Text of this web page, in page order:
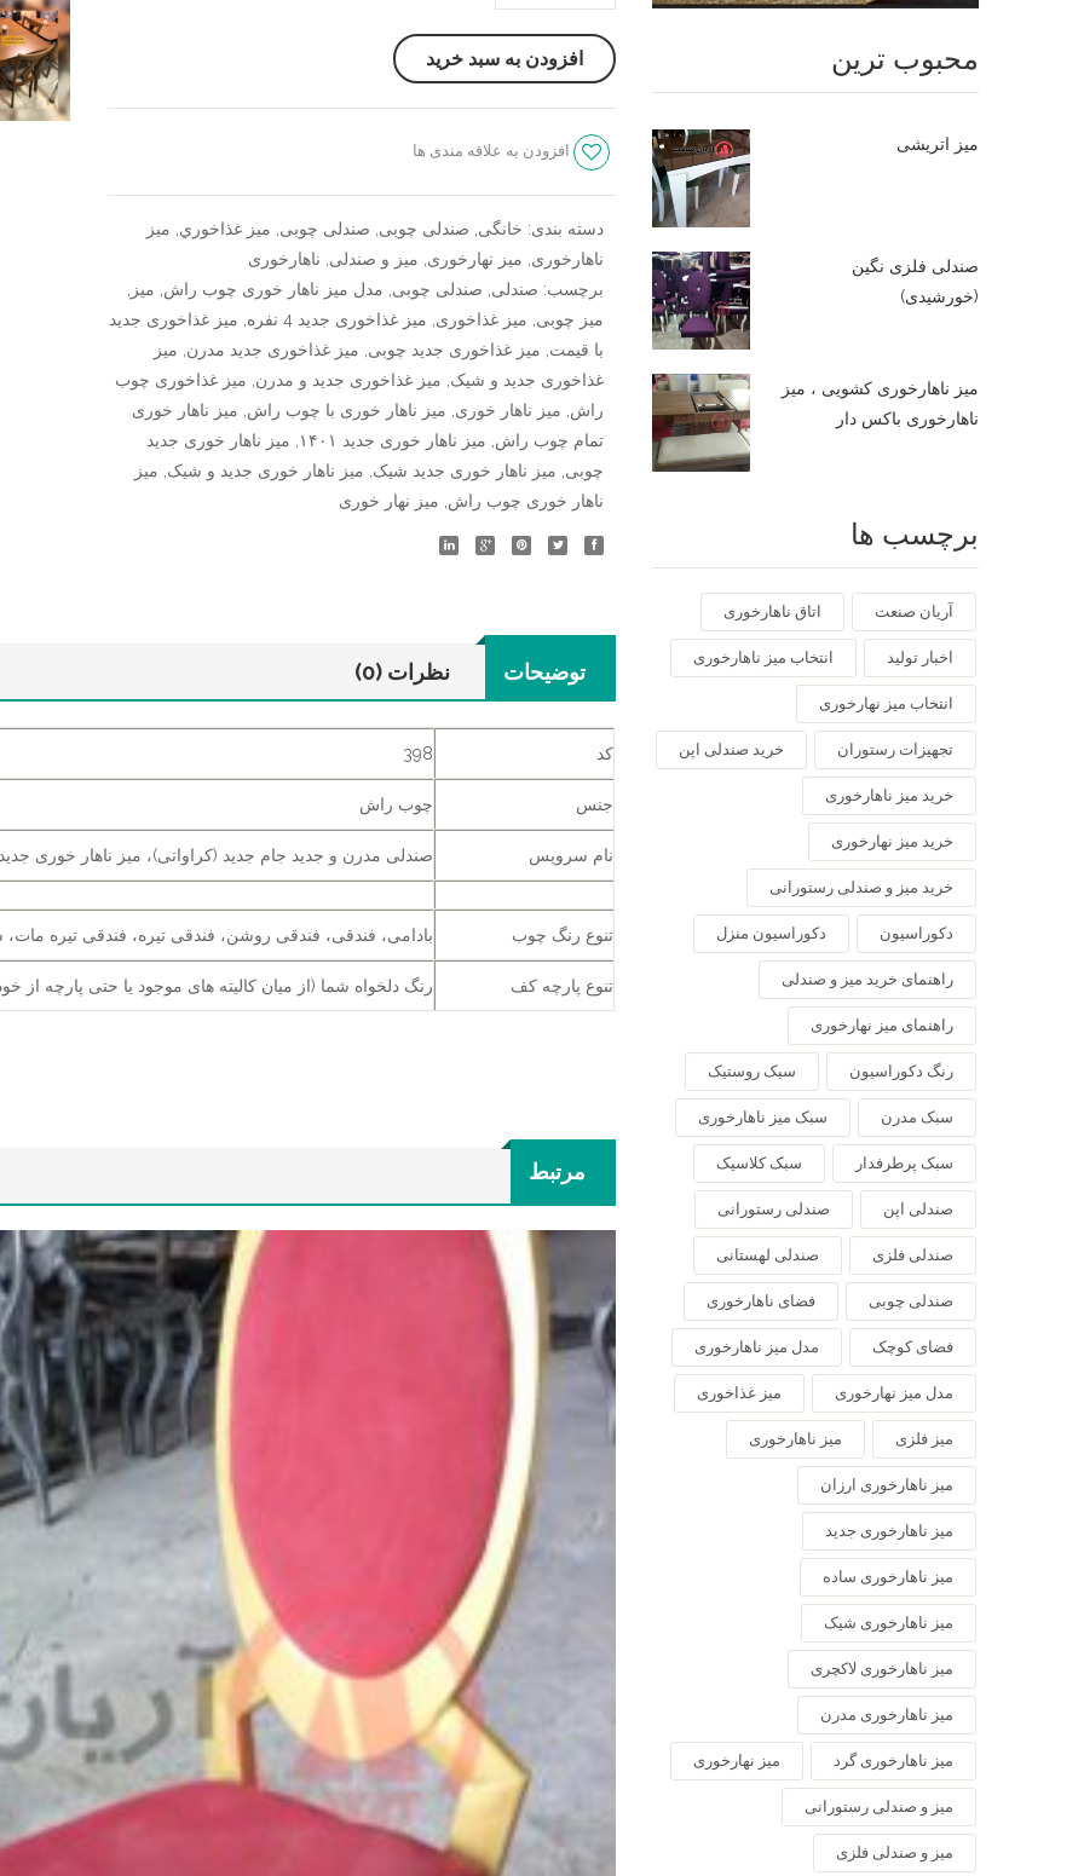
ناهار
خوری
جدیدافزودن به سبد خرید
افزودن به علاقه مندی ها
دسته بندی: خانگی صندلی چوبی صندلی چوبی ميز غذاخوري میز
ناهارخوری میز نهارخوری میز و صندلی ناهارخوری
برچسب: صندلی صندلی چوبی مدل میز ناهار خوری چوب راش میز
میز چوبی میز غذاخوری میز غذاخوری جدید 4 نفره
میز غذاخوری جدید
با قیمت میز غذاخوری جدید چوبی میز غذاخوری جدید مدرن میز
غذاخوری جدید و شیک میز غذاخوری جدید و مدرن میز غذاخوری چوب
راش میز ناهار خوری میز ناهار خوری با چوب راش میز ناهار خوری
تمام چوب راش میز ناهار خوری جدید ۱۴۰۱
میز ناهار خوری جدید
چوبی میز ناهار خوری جدید شیک میز ناهار خوری جدید و شیک میز
ناهار خوری چوب راش میز نهار خوری
توضیحات نظرات (0)
کد 398
جنس چوب راش
نام سرویس صندلی مدرن و جدید جام جدید (کراواتی)، ميز ناهار خوری
تنوع رنگ چوب بادامی، فندقی، فندقی روشن، فندقی تیره، فندقی تیره مات،
تنوع پارچه کف رنگ دلخواه شما (از میان کالیته های موجود یا حتی پارچه از
مرتبط
محبوب ترین
میز اتریشی
صندلی فلزی نگین
(خورشیدی)
میز ناهارخوری کشویی ، میز
ناهارخوری باکس دار
برچسب ها
آریان صنعت اتاق ناهارخوری
اخبار تولید انتخاب میز ناهارخوری
انتخاب میز نهارخوری
تجهیزات رستوران خرید صندلی اپن
خرید میز ناهارخوری
خرید میز نهارخوری
خرید میز و صندلی رستورانی
دکوراسیون دکوراسیون منزل
راهنمای خرید میز و صندلی
راهنمای میز نهارخوری
رنگ دکوراسیون سبک روستیک
سبک مدرن سبک میز ناهارخوری
سبک پرطرفدار سبک کلاسیک
صندلی اپن صندلی رستورانی
صندلی فلزی صندلی لهستانی
صندلی چوبی فضای ناهارخوری
فضای کوچک مدل میز ناهارخوری
مدل میز نهارخوری میز غذاخوری
میز فلزی میز ناهارخوری
میز ناهارخوری ارزان
میز ناهارخوری جدید
میز ناهارخوری ساده
میز ناهارخوری شیک
میز ناهارخوری لاکچری
میز ناهارخوری مدرن
میز ناهارخوری گرد میز نهارخوری
میز و صندلی رستورانی
میز و صندلی فلزی